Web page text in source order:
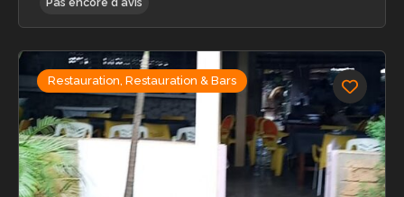
Restauration, Restauration & Bars